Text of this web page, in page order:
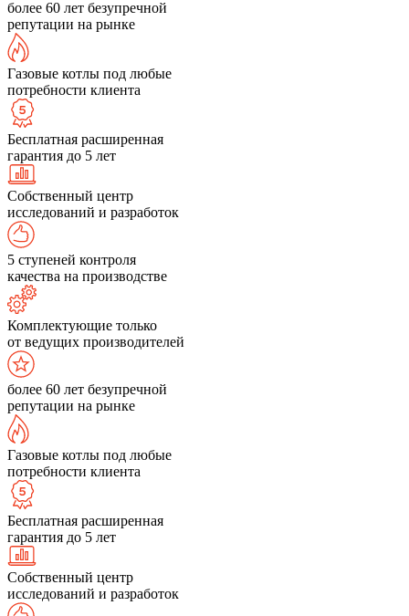
более 60 лет безупречной
репутации на рынке
Газовые котлы под любые
потребности клиента
Бесплатная расширенная
гарантия до 5 лет
Собственный центр
исследований и разработок
5 ступеней контроля
качества на производстве
Комплектующие только
от ведущих производителей
более 60 лет безупречной
репутации на рынке
Газовые котлы под любые
потребности клиента
Бесплатная расширенная
гарантия до 5 лет
Собственный центр
исследований и разработок